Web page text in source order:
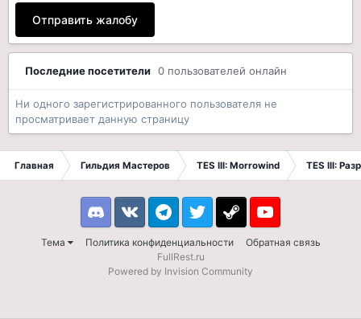
Отправить жалобу
Последние посетители 0 пользователей онлайн
Ни одного зарегистрированного пользователя не
просматривает данную страницу
Главная Гильдия Мастеров TES III: Morrowind TES III:
Тема Политика конфиденциальности Обратная связь
DiscordVK TelegramTwitter Steam Youtube
FullRest.ru
Powered by Invision Community